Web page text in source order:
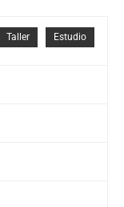
Estudio
Taller